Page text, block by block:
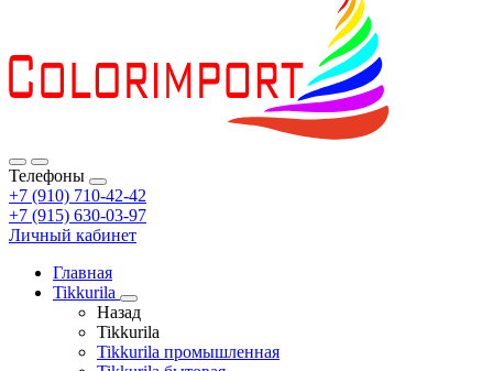
Телефоны
+7 (910) 710-42-42
+7 (915) 630-03-97
Личный кабинет
Главная
Tikkurila
Назад
Tikkurila
Tikkurila промышленная